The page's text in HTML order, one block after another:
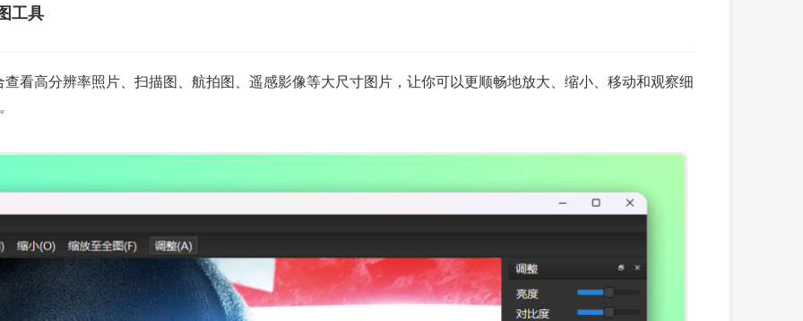
工具
看高分辨率照片、扫描图、航拍图、遥感影像等大尺寸图片，让你可以更顺畅地放大、缩小、移动和观察细